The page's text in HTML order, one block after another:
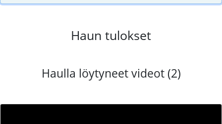
Haun tulokset
Haulla löytyneet videot (2)